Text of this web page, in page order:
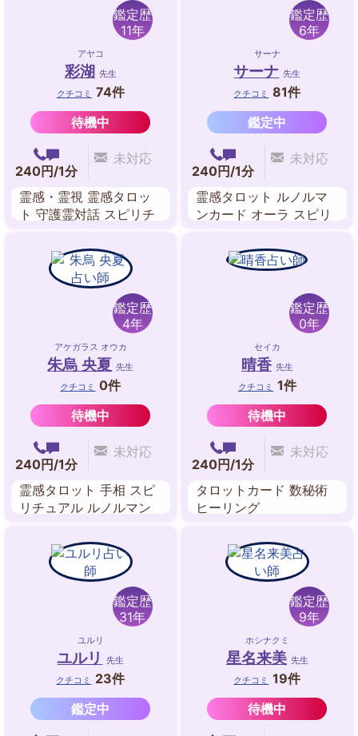
鑑定歴
11年
アヤコ
彩湖 先生
クチコミ 74件
待機中
240円/1分
未対応
霊感・霊視 霊感タロッ
ト 守護霊対話 スピリチ
動修正 ツインレイリー
ディング
鑑定歴
6年
サーナ
サーナ 先生
クチコミ
81件
鑑定中
240円/1分
未対応
霊感タロット ルノルマ
ンカード オーラ スピリ
ャネリング
鑑定歴
4年
アケガラス オウカ
朱烏 央夏 先生
クチコミ
0件
待機中
240円/1分
未対応
霊感タロット 手相 スピ
リチュアル ルノルマン
柱推命 奇門遁甲開運術
鑑定歴
0年
セイカ
晴香 先生
クチコミ 1件
待機中
240円/1分
未対応
タロットカード 数秘術
ヒーリング
鑑定歴
31年
ユルリ
ユルリ 先生
クチコミ
23件
鑑定中
鑑定歴
9年
ホシナクミ
星名来美 先生
クチコミ
19件
待機中